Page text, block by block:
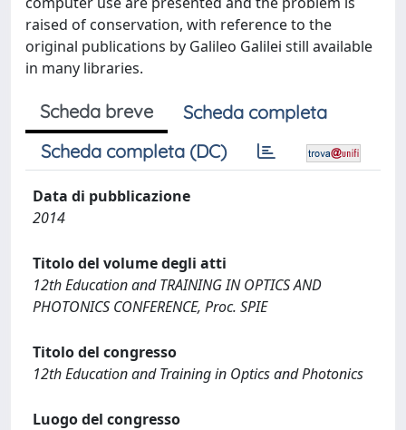
raised of conservation, with reference to the
original publications by Galileo Galilei still available
in many libraries.
Scheda breve
Scheda completa
Scheda completa (DC)
Data di pubblicazione
2014
Titolo del volume degli atti
12th Education and TRAINING IN OPTICS AND
PHOTONICS CONFERENCE, Proc. SPIE
Titolo del congresso
12th Education and Training in Optics and Photonics
Luogo del congresso